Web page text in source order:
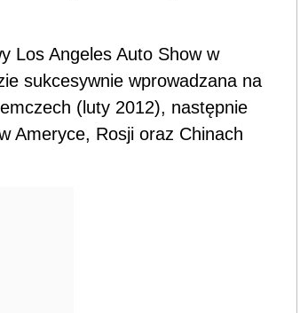
Los Angeles Auto Show w
sukcesywnie wprowadzana na
(luty 2012), następnie
Ameryce, Rosji oraz Chinach